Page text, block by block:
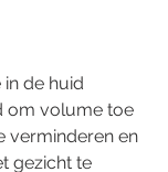
in de huid
om volume toe
verminderen en
gezicht te